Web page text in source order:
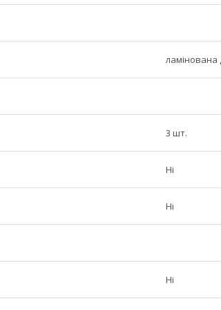
3 шт.
Ні
Ні
Ні